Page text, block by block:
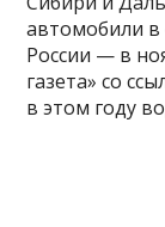
автомобили в
России — в
газета» со
в этом году